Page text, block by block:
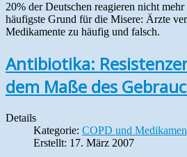
20% der Deutschen reagieren nicht
häufigste Grund für die Misere: Ärzte
Medikamente zu häufig und falsch.
Antibiotika:
dem Maße des
Details
Kategorie: COPD und
Erstellt: 17. März 2007